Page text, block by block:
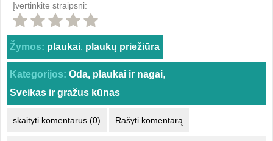
Įvertinkite straipsni:
Žymos: plaukai, plaukų priežiūra
Kategorijos: Oda, plaukai ir nagai,
Sveikas ir gražus kūnas
skaityti komentarus (0) Rašyti komentarą